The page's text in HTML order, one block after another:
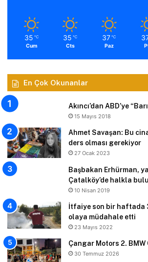
35 ℃
Cum
35 ℃
Cts
37 ℃
Paz
En Çok Okunanlar
Akıncı’dan ABD’ye
15 Mayıs 2018
Ahmet Savaşan: Bu
ders olması gerekiyor
27 Ocak 2023
Başbakan Erhürman,
Çatalköy’de halkla
10 Nisan 2019
İtfaiye son bir haftada
olaya müdahale etti
23 Mayıs 2022
Çangar Motors 2. BMW
30 Temmuz 2026